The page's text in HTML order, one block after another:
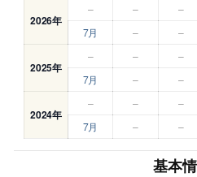
2026年
– – –
7月
– –
2025年
– – –
7月
– –
2024年
– – –
7月
– –
基本